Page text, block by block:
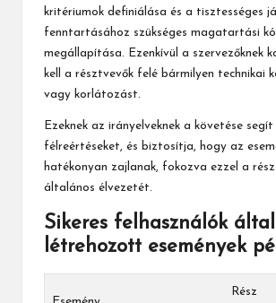
kritériumok definiálása és a tisztességes
fenntartásához szükséges magatartási
megállapítása. Ezenkívül a szervezőknek
kell a résztvevők felé bármilyen technikai
vagy korlátozást.
Ezeknek az irányelveknek a követése
félreértéseket, és biztosítja, hogy az
hatékonyan zajlanak, fokozva ezzel a
általános élvezetét.
Sikeres felhasználók által
létrehozott események
Rész